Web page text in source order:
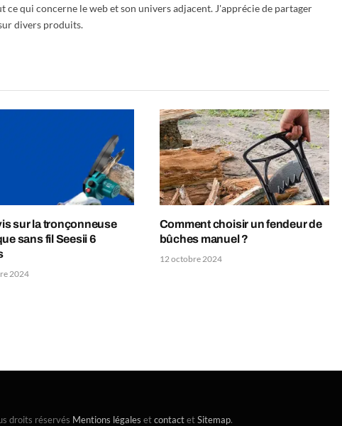
qui concerne le web et son univers adjacent. J'apprécie de partager
divers produits.
sur la tronçonneuse
sans fil Seesii 6
2024
Comment choisir un fendeur de
bûches manuel ?
12 octobre 2024
droits réservés Mentions légales etcontactetSitemap.